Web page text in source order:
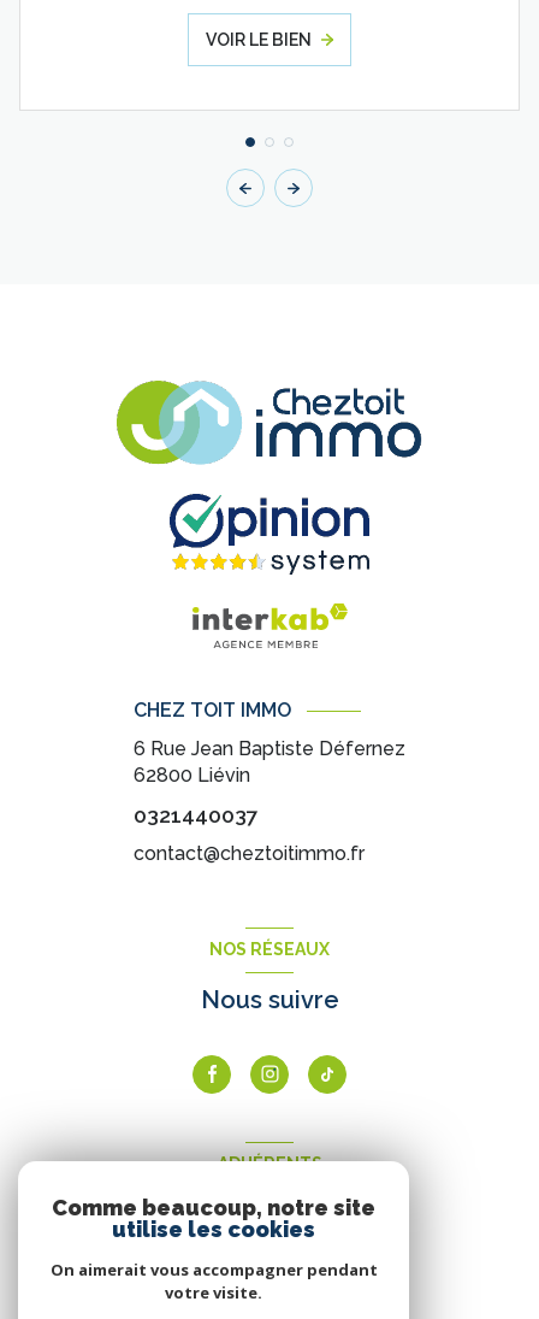
VOIR LE BIEN
CHEZ TOIT IMMO
6 Rue Jean Baptiste Défernez
62800 Liévin
0321440037
contact@cheztoitimmo.fr
NOS RÉSEAUX
Nous suivre
ADHÉRENTS
Nous adhérons
Comme beaucoup, notre site
utilise les cookies
On aimerait vous accompagner pendant
votre visite.